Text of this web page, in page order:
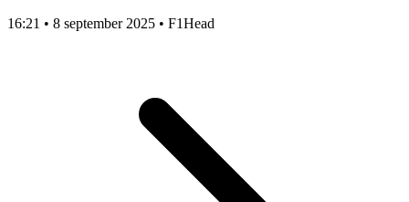
16:21 • 8 september 2025 • F1Head